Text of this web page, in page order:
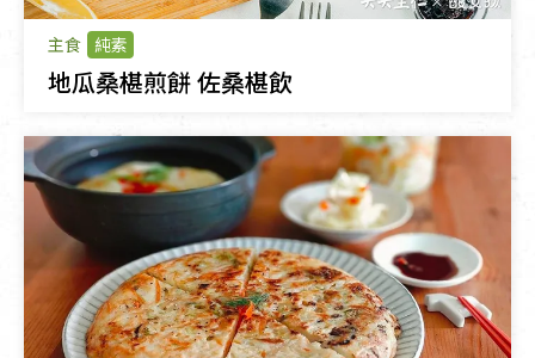
主食 純素
地瓜桑椹煎餅 佐桑椹飲